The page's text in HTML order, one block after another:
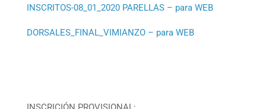
INSCRITOS-08_01_2020 PARELLAS – para WEB
DORSALES_FINAL_VIMIANZO – para WEB